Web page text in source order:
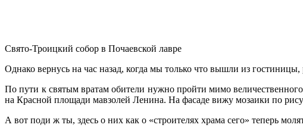
Свято-Троицкий собор в Почаевской лавре
Однако вернусь на час назад, когда мы только что вышли из
По пути к святым вратам обители нужно пройти мимо
на Красной площади мавзолей Ленина. На фасаде вижу мозаики по
А вот поди ж ты, здесь о них как о «строителях храма сего» теперь